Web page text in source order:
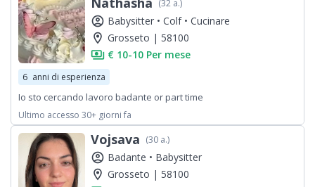
(32 a.)
account_circle Babysitter • Colf • Cucinare
location_on Grosseto | 58100
payments € 10-10 Per mese
6 anni di esperienza
Io sto cercando lavoro badante or part time
Ultimo accesso 30+ giorni fa
Vojsava (30 a.)
account_circle Badante • Babysitter
location_on Grosseto | 58100